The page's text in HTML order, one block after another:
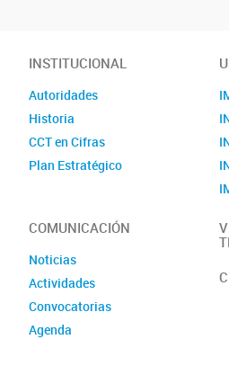
INSTITUCIONAL
Autoridades
Historia
CCT en Cifras
Plan Estratégico
COMUNICACIÓN
Noticias
Actividades
Convocatorias
Agenda